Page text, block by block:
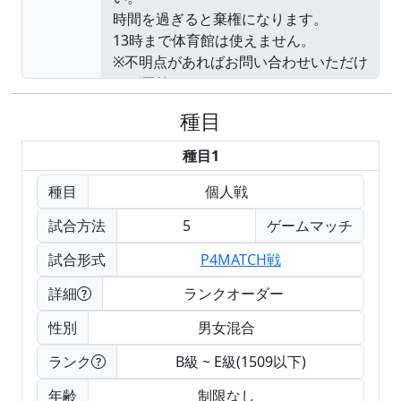
種目
種目1
種目
個人戦
試合方法
5
ゲームマッチ
試合形式
P4MATCH戦
詳細
ランクオーダー
性別
男女混合
ランク
B級 ~ E級(1509以下)
年齢
制限なし